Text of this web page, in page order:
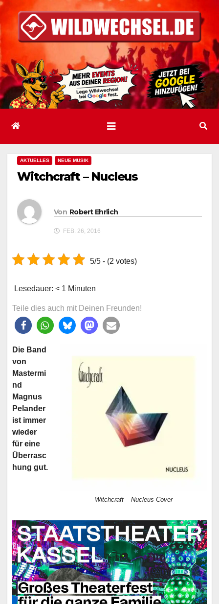
Inhalt
springen
AKTUELLES NEUE MUSIK
Witchcraft – Nucleus
Von Robert Ehrlich
FEB. 26, 2016
5/5 - (2 votes)
Lesedauer: < 1 Minuten
Teile dies auch mit Deinen Freunden!
Witchcraft – Nucleus Cover
Die Band
von
Mastermi
nd
Magnus
Pelander
ist immer
wieder
für eine
Überrasc
hung gut.